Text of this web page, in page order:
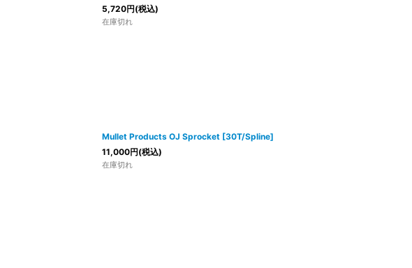
5,720円(税込)
在庫切れ
Mullet Products OJ Sprocket [30T/Spline]
11,000円(税込)
在庫切れ